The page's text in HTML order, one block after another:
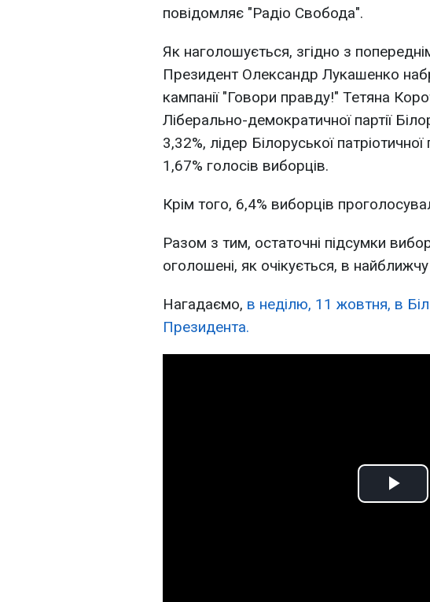
повідомляє "Радіо Свобода".
Як наголошується, згідно з
Президент Олександр Лукашенко
кампанії "Говори правду!" Тетяна
Ліберально-демократичної партії
3,32%, лідер Білоруської
1,67% голосів виборців.
Крім того, 6,4% виборців
Разом з тим, остаточні підсумки
оголошені, як очікується, в
Нагадаємо, в неділю, 11 жовтня, в
Президента.
Play